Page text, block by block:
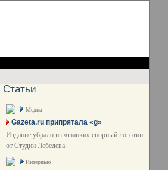
Статьи
Медиа
Gazeta.ru припрятала «g»
Издание убрало из «шапки» спорный логотип
от Студии Лебедева
Интервью